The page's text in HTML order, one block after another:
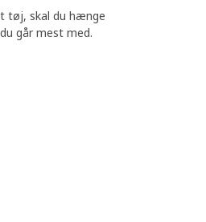
tøj, skal du hænge
går mest med.